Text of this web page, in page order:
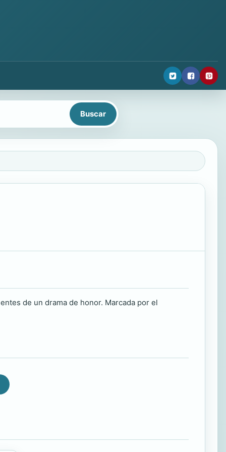
de un drama de honor. Marcada por el